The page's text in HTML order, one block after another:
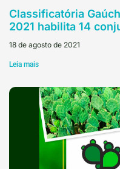
Classificatória
2021 habilita 14
18 de agosto de 2021
Leia mais